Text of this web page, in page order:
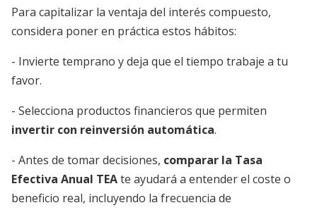
Para capitalizar la ventaja del interés compuesto,
considera poner en práctica estos hábitos:
- Invierte temprano y deja que el tiempo trabaje a tu
favor.
- Selecciona productos financieros que permiten
invertir con reinversión automática.
- Antes de tomar decisiones, comparar la Tasa
Efectiva Anual TEAte ayudará a entender el coste o
beneficio real, incluyendo la frecuencia de